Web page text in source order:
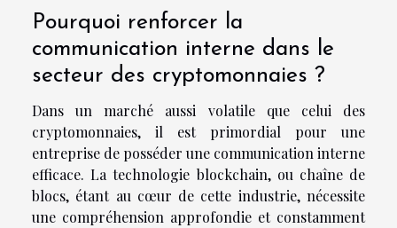
Pourquoi renforcer la
communication interne dans le
secteur des cryptomonnaies ?
Dans un marché aussi volatile que celui des
cryptomonnaies, il est primordial pour une
entreprise de posséder une communication interne
efficace. La technologie blockchain, ou chaîne de
blocs, étant au cœur de cette industrie, nécessite
une compréhension approfondie et constamment